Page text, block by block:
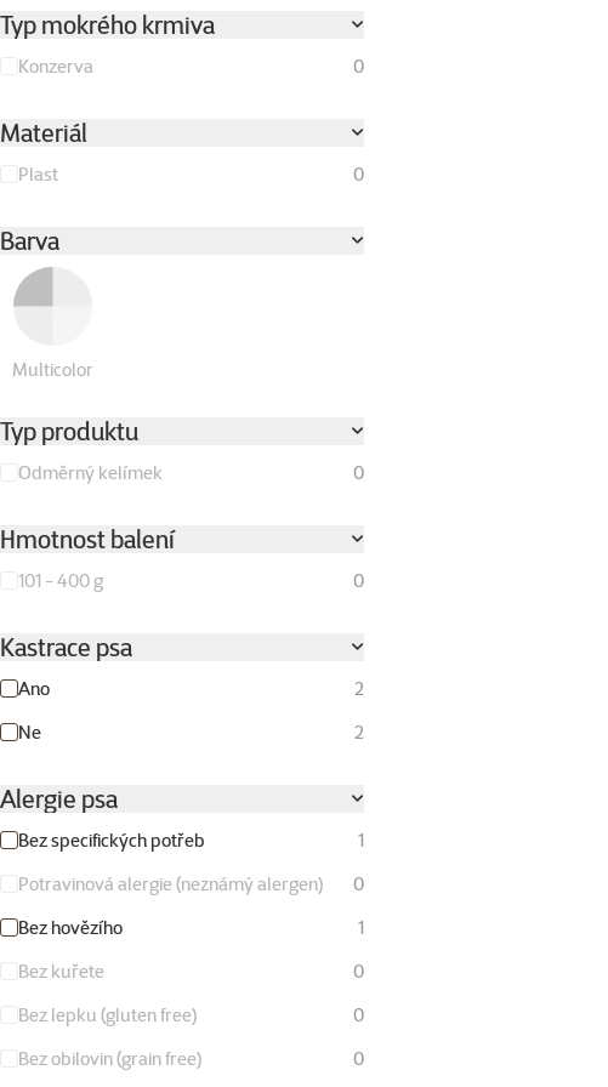
Typ mokrého krmiva
Konzerva 0
Materiál
Plast 0
Barva
Multicolor
Typ produktu
Odměrný kelímek 0
Hmotnost balení
101 - 400 g 0
Kastrace psa
Ano
2
Ne
2
Alergie psa
Bez specifických potřeb
1
Potravinová alergie (neznámý alergen)
0
Bez hovězího
1
Bez kuřete
0
Bez lepku (gluten free)
0
Bez obilovin (grain free)
0